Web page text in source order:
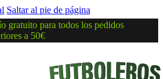
Saltar al pie de página
gratuito para todos los pedidos
a 50€